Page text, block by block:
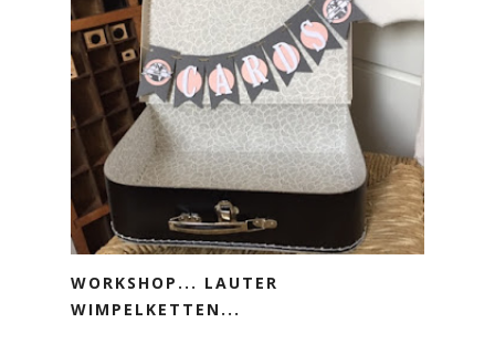
WORKSHOP... LAUTER
WIMPELKETTEN...